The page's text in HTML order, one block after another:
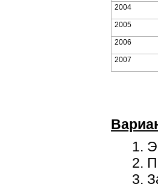
2004
2005
2006
2007